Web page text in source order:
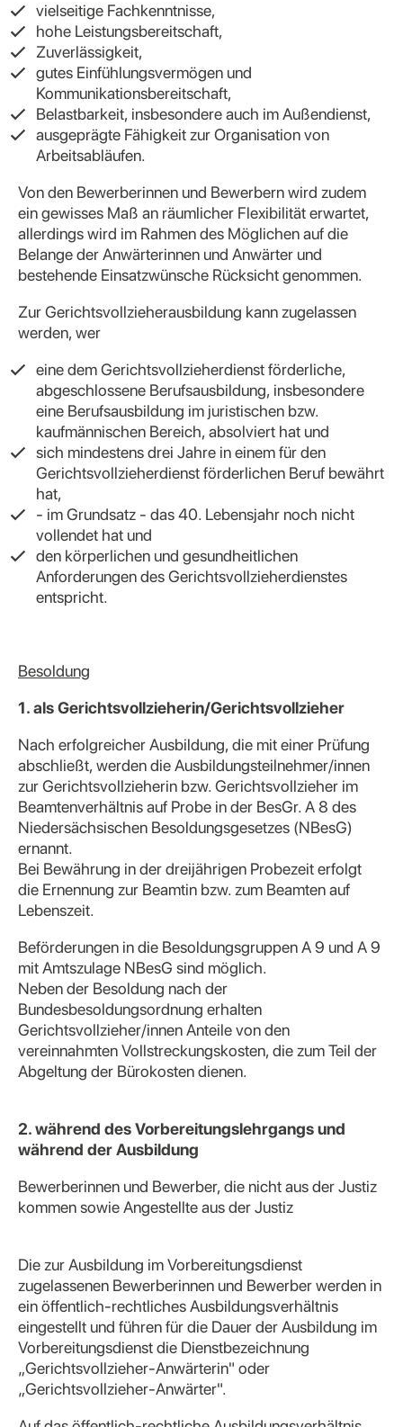
vielseitige Fachkenntnisse,
hohe Leistungsbereitschaft,
Zuverlässigkeit,
gutes Einfühlungsvermögen und
Kommunikationsbereitschaft,
Belastbarkeit, insbesondere auch im Außendienst,
ausgeprägte Fähigkeit zur Organisation von
Arbeitsabläufen.
Von den Bewerberinnen und Bewerbern wird zudem
ein gewisses Maß an räumlicher Flexibilität erwartet,
allerdings wird im Rahmen des Möglichen auf die
Belange der Anwärterinnen und Anwärter und
bestehende Einsatzwünsche Rücksicht genommen.
Zur Gerichtsvollzieherausbildung kann zugelassen
werden, wer
eine dem Gerichtsvollzieherdienst förderliche,
abgeschlossene Berufsausbildung, insbesondere
eine Berufsausbildung im juristischen bzw.
kaufmännischen Bereich, absolviert hat und
sich mindestens drei Jahre in einem für den
Gerichtsvollzieherdienst förderlichen Beruf bewährt
hat,
- im Grundsatz - das 40. Lebensjahr noch nicht
vollendet hat und
den körperlichen und gesundheitlichen
Anforderungen des Gerichtsvollzieherdienstes
entspricht.
Besoldung
1. als Gerichtsvollzieherin/Gerichtsvollzieher
Nach erfolgreicher Ausbildung, die mit einer Prüfung
abschließt, werden die Ausbildungsteilnehmer/innen
zur Gerichtsvollzieherin bzw. Gerichtsvollzieher im
Beamtenverhältnis auf Probe in der BesGr. A 8 des
Niedersächsischen Besoldungsgesetzes (NBesG)
ernannt.
Bei Bewährung in der dreijährigen Probezeit erfolgt
die Ernennung zur Beamtin bzw. zum Beamten auf
Lebenszeit.
Beförderungen in die Besoldungsgruppen A 9 und A 9
mit Amtszulage NBesG sind möglich.
Neben der Besoldung nach der
Bundesbesoldungsordnung erhalten
Gerichtsvollzieher/innen Anteile von den
vereinnahmten Vollstreckungskosten, die zum Teil der
Abgeltung der Bürokosten dienen.
2. während des Vorbereitungslehrgangs und
während der Ausbildung
Bewerberinnen und Bewerber, die nicht aus der Justiz
kommen sowie Angestellte aus der Justiz
Die zur Ausbildung im Vorbereitungsdienst
zugelassenen Bewerberinnen und Bewerber werden in
ein öffentlich-rechtliches Ausbildungsverhältnis
eingestellt und führen für die Dauer der Ausbildung im
Vorbereitungsdienst die Dienstbezeichnung
„Gerichtsvollzieher-Anwärterin" oder
„Gerichtsvollzieher-Anwärter".